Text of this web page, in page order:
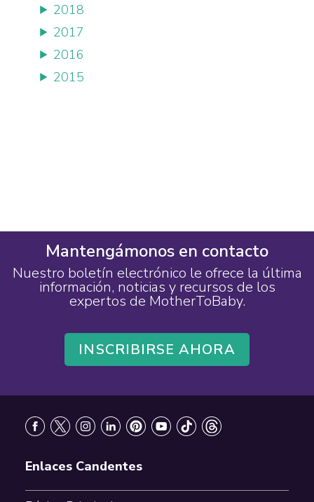
2018
2017
2016
2015
Mantengámonos en contacto
Nuestro boletín electrónico le ofrece la última
información, noticias y recursos de los
expertos de MotherToBaby.
INSCRIBIRSE AHORA
Enlaces Candentes